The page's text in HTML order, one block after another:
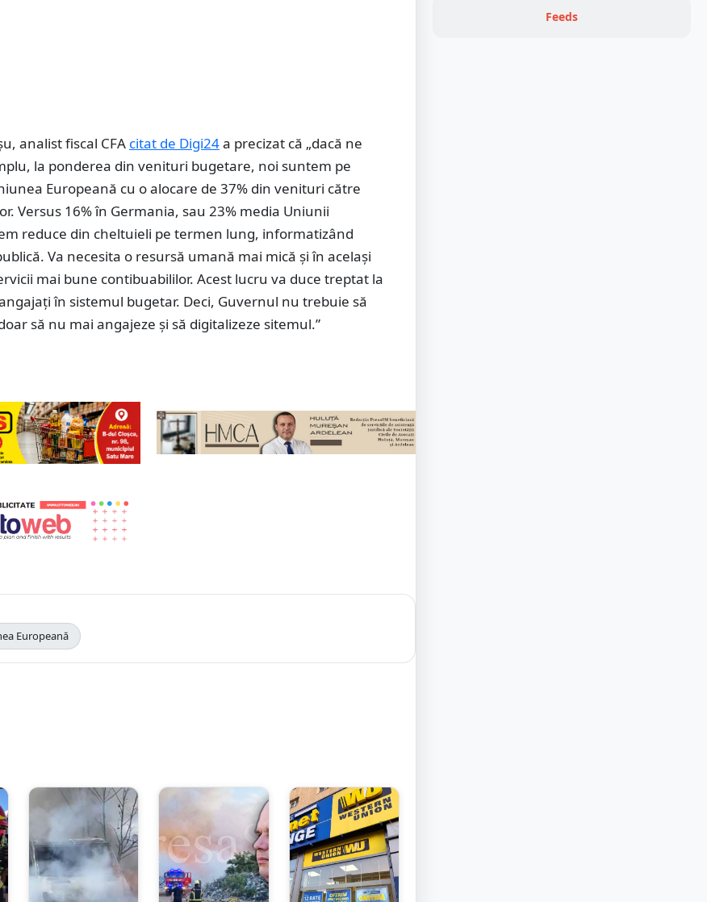
analist fiscal CFA citat de Digi24a precizat că „dacă ne
la ponderea din venituri bugetare, noi suntem pe
Europeană cu o alocare de 37% din venituri către
Versus 16% în Germania, sau 23% media Uniunii
reduce din cheltuieli pe termen lung, informatizând
Va necesita o resursă umană mai mică și în același
mai bune contibuabililor. Acest lucru va duce treptat la
în sistemul bugetar. Deci, Guvernul nu trebuie să
să nu mai angajeze și să digitalizeze sitemul.”
Europeană
Feeds